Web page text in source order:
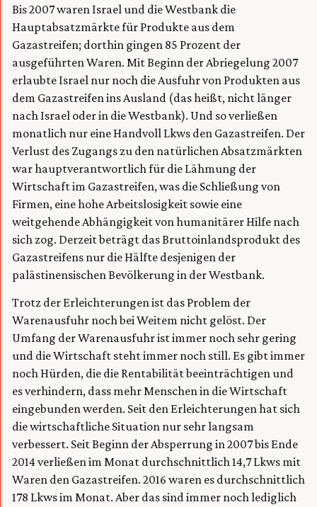
Bis 2007 waren Israel und die Westbank die
Hauptabsatzmärkte für Produkte aus dem
Gazastreifen; dorthin gingen 85 Prozent der
ausgeführten Waren. Mit Beginn der Abriegelung 2007
erlaubte Israel nur noch die Ausfuhr von Produkten aus
dem Gazastreifen ins Ausland (das heißt, nicht länger
nach Israel oder in die Westbank). Und so verließen
monatlich nur eine Handvoll Lkws den Gazastreifen. Der
Verlust des Zugangs zu den natürlichen Absatzmärkten
war hauptverantwortlich für die Lähmung der
Wirtschaft im Gazastreifen, was die Schließung von
Firmen, eine hohe Arbeitslosigkeit sowie eine
weitgehende Abhängigkeit von humanitärer Hilfe nach
sich zog. Derzeit beträgt das Bruttoinlandsprodukt des
Gazastreifens nur die Hälfte desjenigen der
palästinensischen Bevölkerung in der Westbank.
Trotz der Erleichterungen ist das Problem der
Warenausfuhr noch bei Weitem nicht gelöst. Der
Umfang der Warenausfuhr ist immer noch sehr gering
und die Wirtschaft steht immer noch still. Es gibt immer
noch Hürden, die die Rentabilität beeinträchtigen und
es verhindern, dass mehr Menschen in die Wirtschaft
eingebunden werden. Seit den Erleichterungen hat sich
die wirtschaftliche Situation nur sehr langsam
verbessert. Seit Beginn der Absperrung in 2007 bis Ende
2014 verließen im Monat durchschnittlich 14,7 Lkws mit
Waren den Gazastreifen. 2016 waren es durchschnittlich
178 Lkws im Monat. Aber das sind immer noch lediglich